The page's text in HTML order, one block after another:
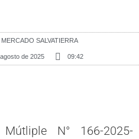
MERCADO SALVATIERRA
de 2025 09:42
N° 166-2025-